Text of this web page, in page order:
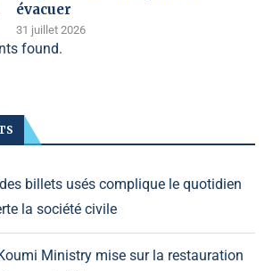
évacuer
31 juillet 2026
found.
billets usés complique le quotidien
la société civile
Ministry mise sur la restauration